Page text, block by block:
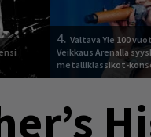
4. Valtava Yle 100
Veikkaus Arenalla
metalliklassikot-